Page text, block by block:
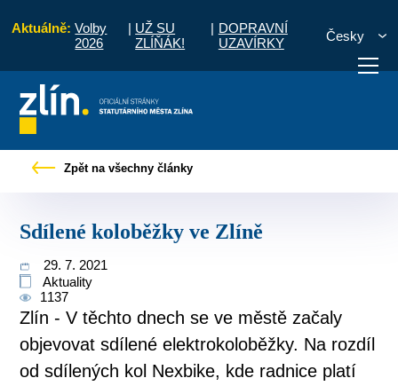
Aktuálně: Volby
2026
| UŽ SU
ZLÍŇÁK!
| DOPRAVNÍ
UZAVÍRKY
Česky
vyřídit Potřebuji zaplatit
Zpět na všechny články
Sdílené koloběžky ve Zlíně
29. 7. 2021
Aktuality
1137
Zlín - V těchto dnech se ve městě začaly
objevovat sdílené elektrokoloběžky. Na rozdíl
od sdílených kol Nexbike, kde radnice platí